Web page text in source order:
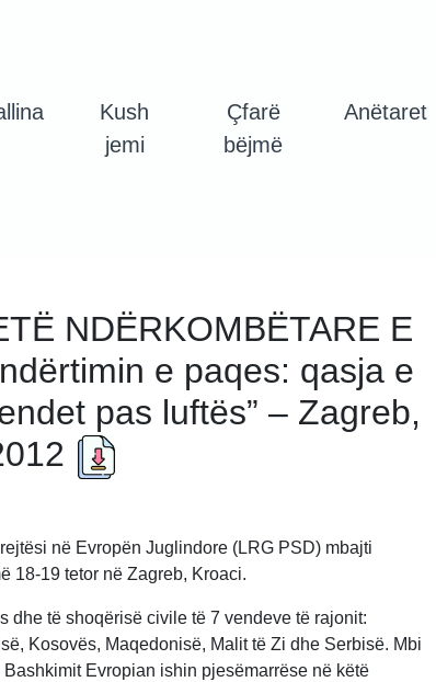
Kush
jemi
Çfarë
bëjmë
Anëtaret
NDËRKOMBËTARE E
e paqes: qasja e
pas luftës” – Zagreb,
në Evropën Juglindore (LRG PSD) mbajti
18-19 tetor në Zagreb, Kroaci.
dhe të shoqërisë civile të 7 vendeve të rajonit:
Kosovës, Maqedonisë, Malit të Zi dhe Serbisë. Mbi
Evropian ishin pjesëmarrëse në këtë